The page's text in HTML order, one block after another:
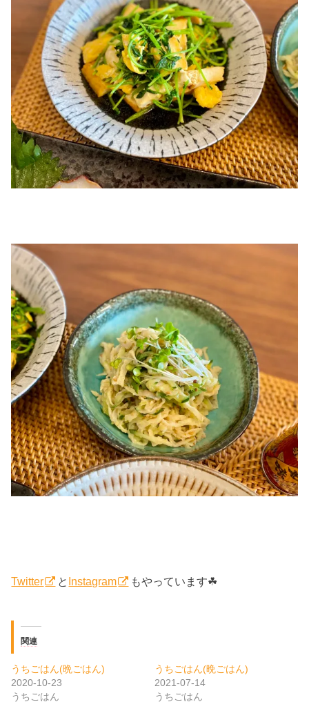
Twitter と Instagram もやっています☘
関連
うちごはん(晩ごはん)
2020-10-23
うちごはん
うちごはん(晩ごはん)
2021-07-14
うちごはん